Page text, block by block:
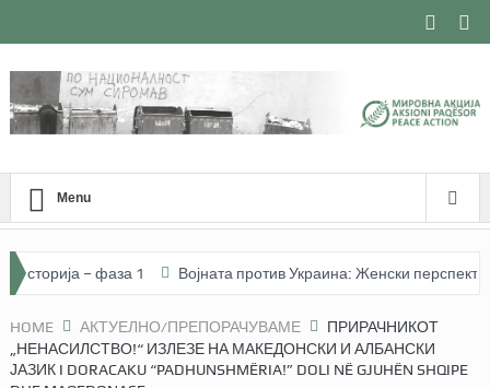
Menu
– фаза 1 Војната против Украина: Женски перспективи.
HOME АКТУЕЛНО/ПРЕПОРАЧУВАМЕ
ПРИРАЧНИКОТ
„НЕНАСИЛСТВО!“ ИЗЛЕЗЕ НА МАКЕДОНСКИ И АЛБАНСКИ
ЈАЗИК I DORACAKU “PADHUNSHMËRIA!” DOLI NË GJUHËN SHQIPE